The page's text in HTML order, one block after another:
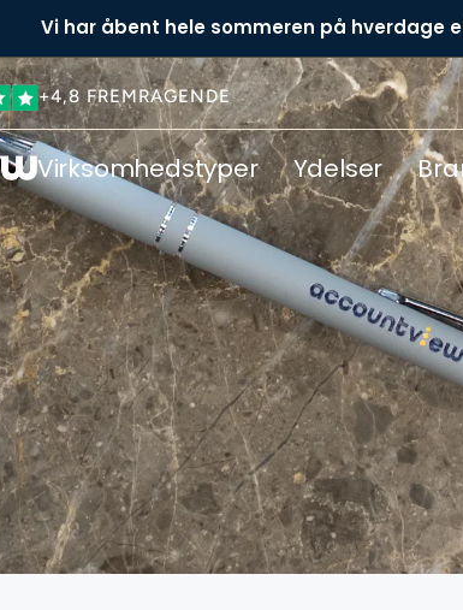
Vi har åbent hele sommeren på hverdage
+4,8 FREMRAGENDE
Virksomhedstyper Ydelser